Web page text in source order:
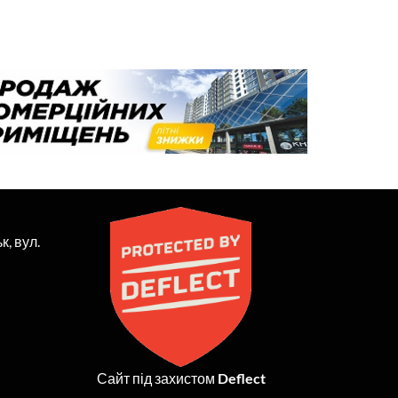
вул.
Сайт під захистом Deflect